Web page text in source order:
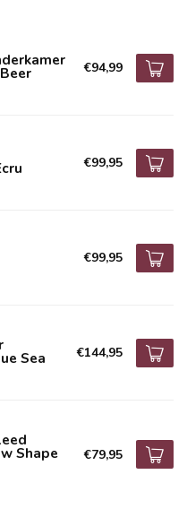
€94,99
€99,95
€99,95
Sea €144,95
Shape €79,95